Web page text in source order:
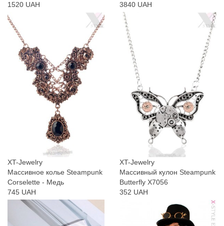
1520 UAH
3840 UAH
XT-Jewelry
Массивное колье Steampunk
Corselette - Медь
745 UAH
XT-Jewelry
Массивный кулон Steampunk
Butterfly X7056
352 UAH